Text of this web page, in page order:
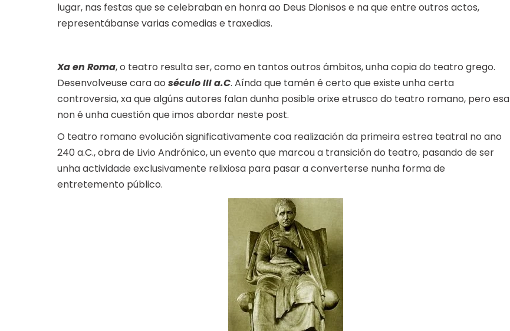
lugar, nas festas que se celebraban en honra ao Deus Dionisos e na que entre outros actos,
representábanse varias comedias e traxedias.
Xa en Roma, o teatro resulta ser, como en tantos outros ámbitos, unha copia do teatro grego.
Desenvolveuse cara ao século III a.C. Aínda que tamén é certo que existe unha certa
controversia, xa que algúns autores falan dunha posible orixe etrusco do teatro romano, pero esa
non é unha cuestión que imos abordar neste post.
O teatro romano evolución significativamente coa realización da primeira estrea teatral no ano
240 a.C., obra de Livio Andrónico, un evento que marcou a transición do teatro, pasando de ser
unha actividade exclusivamente relixiosa para pasar a converterse nunha forma de
entretemento público.